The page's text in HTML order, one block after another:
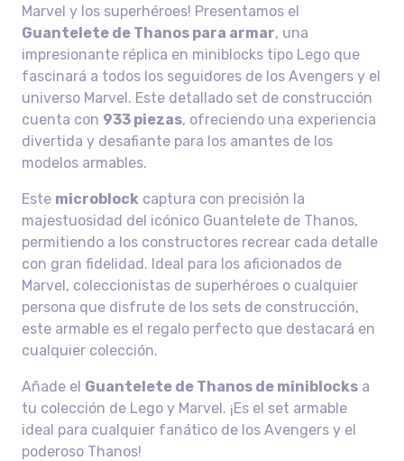
Marvel y los superhéroes! Presentamos el
Guantelete de Thanos para armar, una
impresionante réplica en miniblocks tipo Lego que
fascinará a todos los seguidores de los Avengers y el
universo Marvel. Este detallado set de construcción
cuenta con 933 piezas, ofreciendo una experiencia
divertida y desafiante para los amantes de los
modelos armables.
Este microblock captura con precisión la
majestuosidad del icónico Guantelete de Thanos,
permitiendo a los constructores recrear cada detalle
con gran fidelidad. Ideal para los aficionados de
Marvel, coleccionistas de superhéroes o cualquier
persona que disfrute de los sets de construcción,
este armable es el regalo perfecto que destacará en
cualquier colección.
Añade el Guantelete de Thanos de miniblocks a
tu colección de Lego y Marvel. ¡Es el set armable
ideal para cualquier fanático de los Avengers y el
poderoso Thanos!